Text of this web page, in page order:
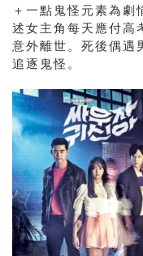
＋一點鬼怪元素為劇
述女主角每天應付高
意外離世。死後偶遇
追逐鬼怪。